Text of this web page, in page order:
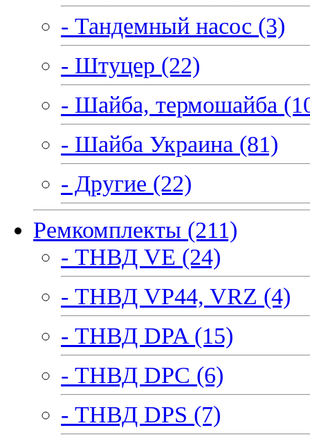
- Тандемный насос (3)
- Штуцер (22)
- Шайба, термошайба
- Шайба Украина (81)
- Другие (22)
Ремкомплекты (211)
- ТНВД VE (24)
- ТНВД VP44, VRZ (4)
- ТНВД DPA (15)
- ТНВД DPC (6)
- ТНВД DPS (7)